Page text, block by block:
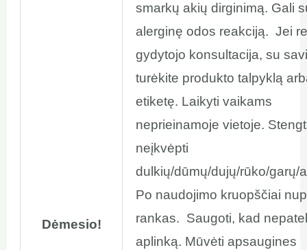
Dėmesio!
smarkų akių dirginimą. Gali
alerginę odos reakciją. Jei
gydytojo konsultacija, su
turėkite produkto talpyklą
etiketę. Laikyti vaikams
neprieinamoje vietoje.
neįkvėpti
dulkių/dūmų/dujų/rūko/garų/
Po naudojimo kruopščiai
rankas. Saugoti, kad
aplinką. Mūvėti apsaugines